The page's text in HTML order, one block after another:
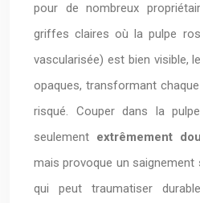
pour de nombreux
griffes claires où la pulpe
vascularisée) est bien visible,
opaques, transformant
risqué. Couper dans la
seulement extrêmement
mais provoque un
qui peut traumatiser